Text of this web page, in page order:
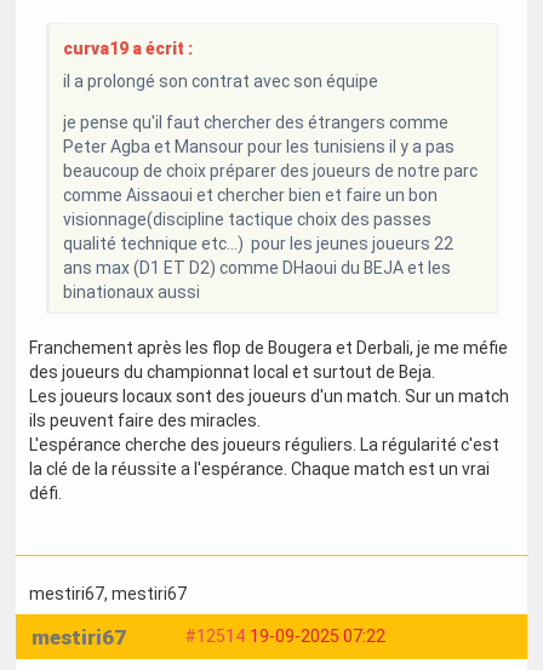
curva19 a écrit :
il a prolongé son contrat avec son équipe
je pense qu'il faut chercher des étrangers comme
Peter Agba et Mansour pour les tunisiens il y a pas
beaucoup de choix préparer des joueurs de notre parc
comme Aissaoui et chercher bien et faire un bon
visionnage(discipline tactique choix des passes
qualité technique etc...) pour les jeunes joueurs 22
ans max (D1 ET D2) comme DHaoui du BEJA et les
binationaux aussi
Franchement après les flop de Bougera et Derbali, je me méfie
des joueurs du championnat local et surtout de Beja.
Les joueurs locaux sont des joueurs d'un match. Sur un match
ils peuvent faire des miracles.
L'espérance cherche des joueurs réguliers. La régularité c'est
la clé de la réussite a l'espérance. Chaque match est un vrai
défi.
mestiri67, mestiri67
#12514 19-09-2025 07:22
mestiri67